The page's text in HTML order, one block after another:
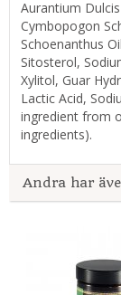
Aurantium
Cymbopogon
Schoenanthus
Sitosterol,
Xylitol, Guar
Lactic Acid,
ingredient from
ingredients).
Andra har